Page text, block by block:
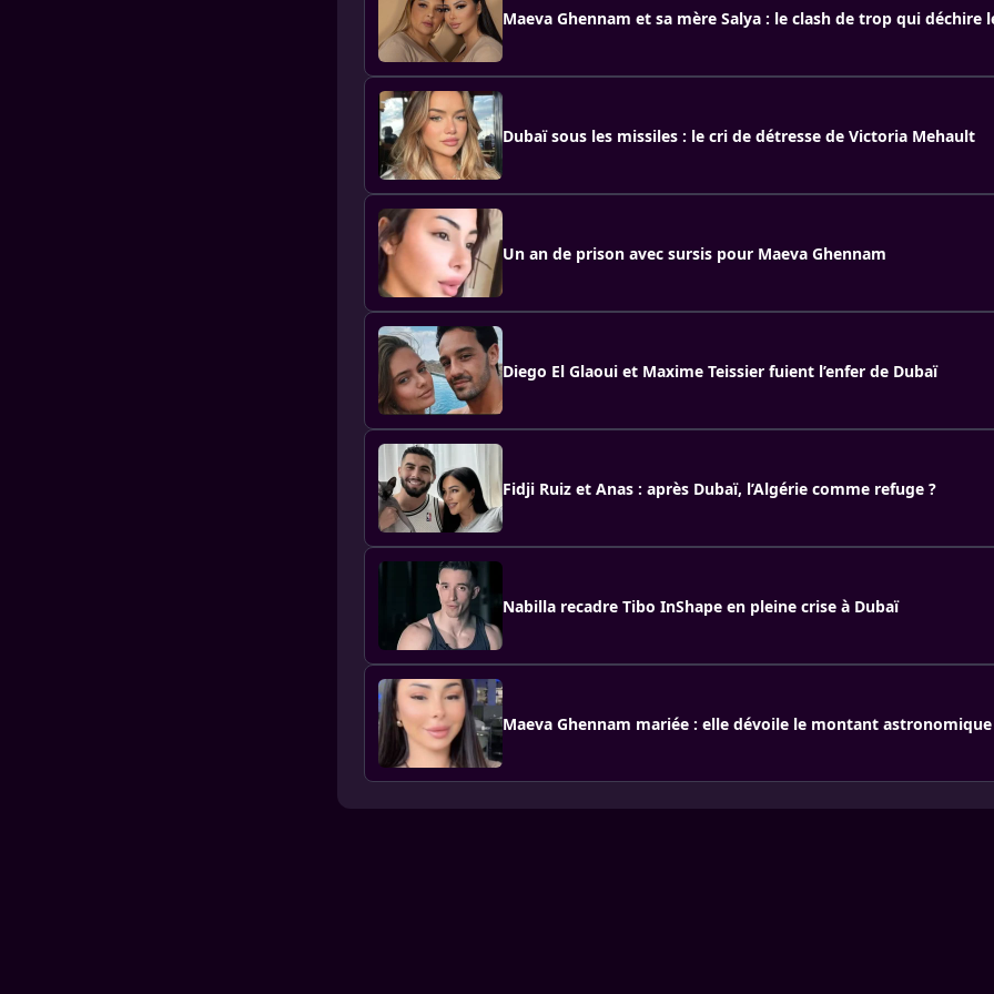
Maeva Ghennam et sa mère Salya : le clash de trop qui déchire
Dubaï sous les missiles : le cri de détresse de Victoria Mehault
Un an de prison avec sursis pour Maeva Ghennam
Diego El Glaoui et Maxime Teissier fuient l’enfer de Dubaï
Fidji Ruiz et Anas : après Dubaï, l’Algérie comme refuge ?
Nabilla recadre Tibo InShape en pleine crise à Dubaï
Maeva Ghennam mariée : elle dévoile le montant